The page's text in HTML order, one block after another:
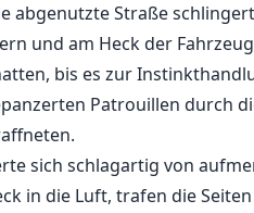
abgenutzte Straße
und am Heck der
bis es zur
Patrouillen durch
sich schlagartig von
in die Luft, trafen die